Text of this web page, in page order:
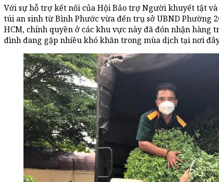
Với sự hỗ trợ kết nối của Hội Bảo trợ Người khuyết tật và
túi an sinh từ Bình Phước vừa đến trụ sở UBND Phường
HCM, chính quyền ở các khu vực này đã đón nhận hàng
đình đang gặp nhiều khó khăn trong mùa dịch tại nơi